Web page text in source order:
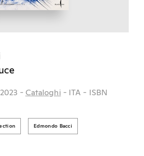
2023 - Cataloghi - ITA - ISBN
Edmondo Bacci